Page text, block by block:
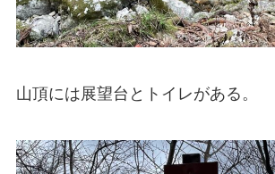
山頂には展望台とトイレがある。